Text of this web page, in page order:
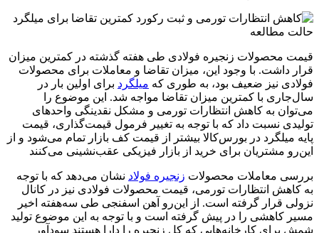
حالت مطالعه
قیمت محصولات زنجیره فولادی طی هفته گذشته در کمترین میزان
قرار داشت. با وجود این، میزان تقاضا و معاملات برای محصولات
فولادی نیز ضعیف بود، به طوری که میلگرد برای اولین بار در
سال‌جاری با کمترین میزان تقاضا مواجه شد. این موضوع را
می‌‌‌توان به کاهش انتظارات تورمی و مشکل نقدینگی واحدهای
تولیدی نسبت داد که با توجه به تغییر فرمول قیمت‌گذاری، قیمت
پایه میلگرد در بورس‌کالا بیشتر از قیمت کف بازار تمام می‌شود و از
این‌رو مشتریان برای خرید از بازار فیزیکی عقب‌‌‌نشینی می‌کنند
بررسی معاملات محصولات زنجیره فولاد نشان می‌دهد که با توجه
به کاهش انتظارات تورمی، قیمت محصولات فولادی نیز در کانال
نزولی قرار گرفته است. از این‌رو آهن اسفنجی طی سه‌هفته اخیر
مسیر کاهشی را در پیش گرفته است و با توجه به این موضوع تولید
شمش برای کارخانه‌هایی که کل زنجیره را دارا هستند سود‌آور